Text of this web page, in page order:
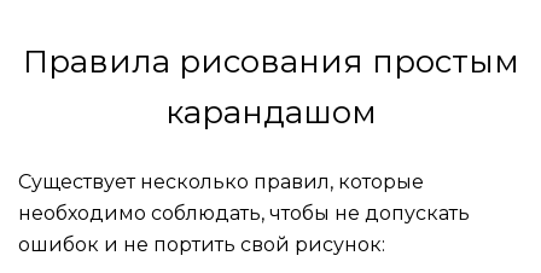
Правила рисования простым
карандашом
Существует несколько правил, которые
необходимо соблюдать, чтобы не допускать
ошибок и не портить свой рисунок: